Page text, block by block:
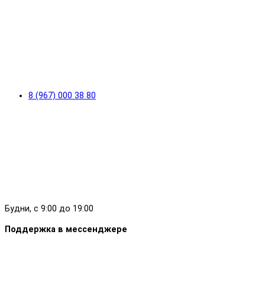
8 (967) 000 38 80
Будни, с 9:00 до 19:00
Поддержка в мессенджере